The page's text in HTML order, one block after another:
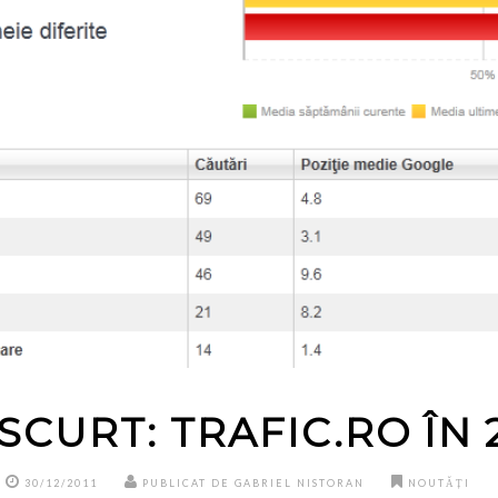
TRAFIC.RO ÎN
30/12/2011 PUBLICAT DE GABRIEL NISTORAN NOUTĂȚI